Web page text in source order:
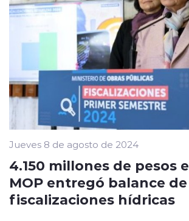
Jueves 8 de agosto de 2024
4.150 millones de pesos
MOP entregó balance de
fiscalizaciones hídricas